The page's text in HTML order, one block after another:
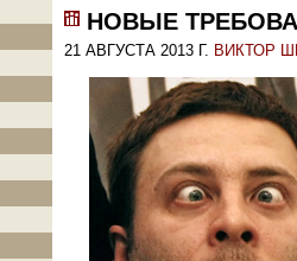
НОВЫЕ
21 АВГУСТА 2013 Г. ВИКТОР